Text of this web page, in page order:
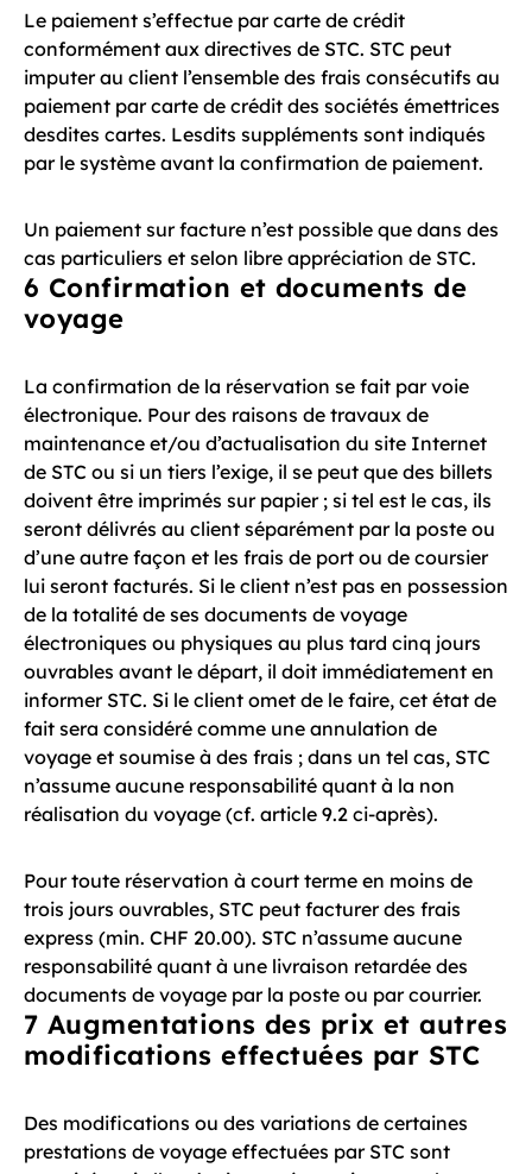
Le paiement s’effectue par carte de crédit
conformément aux directives de STC. STC peut
imputer au client l’ensemble des frais consécutifs au
paiement par carte de crédit des sociétés émettrices
desdites cartes. Lesdits suppléments sont indiqués
par le système avant la confirmation de paiement.
Un paiement sur facture n’est possible que dans des
cas particuliers et selon libre appréciation de STC.
6 Confirmation et documents de
voyage
La confirmation de la réservation se fait par voie
électronique. Pour des raisons de travaux de
maintenance et/ou d’actualisation du site Internet
de STC ou si un tiers l’exige, il se peut que des billets
doivent être imprimés sur papier ; si tel est le cas, ils
seront délivrés au client séparément par la poste ou
d’une autre façon et les frais de port ou de coursier
lui seront facturés. Si le client n’est pas en possession
de la totalité de ses documents de voyage
électroniques ou physiques au plus tard cinq jours
ouvrables avant le départ, il doit immédiatement en
informer STC. Si le client omet de le faire, cet état de
fait sera considéré comme une annulation de
voyage et soumise à des frais ; dans un tel cas, STC
n’assume aucune responsabilité quant à la non
réalisation du voyage (cf. article 9.2 ci-après).
Pour toute réservation à court terme en moins de
trois jours ouvrables, STC peut facturer des frais
express (min. CHF 20.00). STC n’assume aucune
responsabilité quant à une livraison retardée des
documents de voyage par la poste ou par courrier.
7 Augmentations des prix et autres
modifications effectuées par STC
Des modifications ou des variations de certaines
prestations de voyage effectuées par STC sont